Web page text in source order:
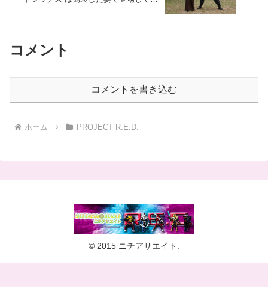
コメント
コメントを書き込む
ホーム PROJECT R.E.D.
© 2015 ニチアサエイト.